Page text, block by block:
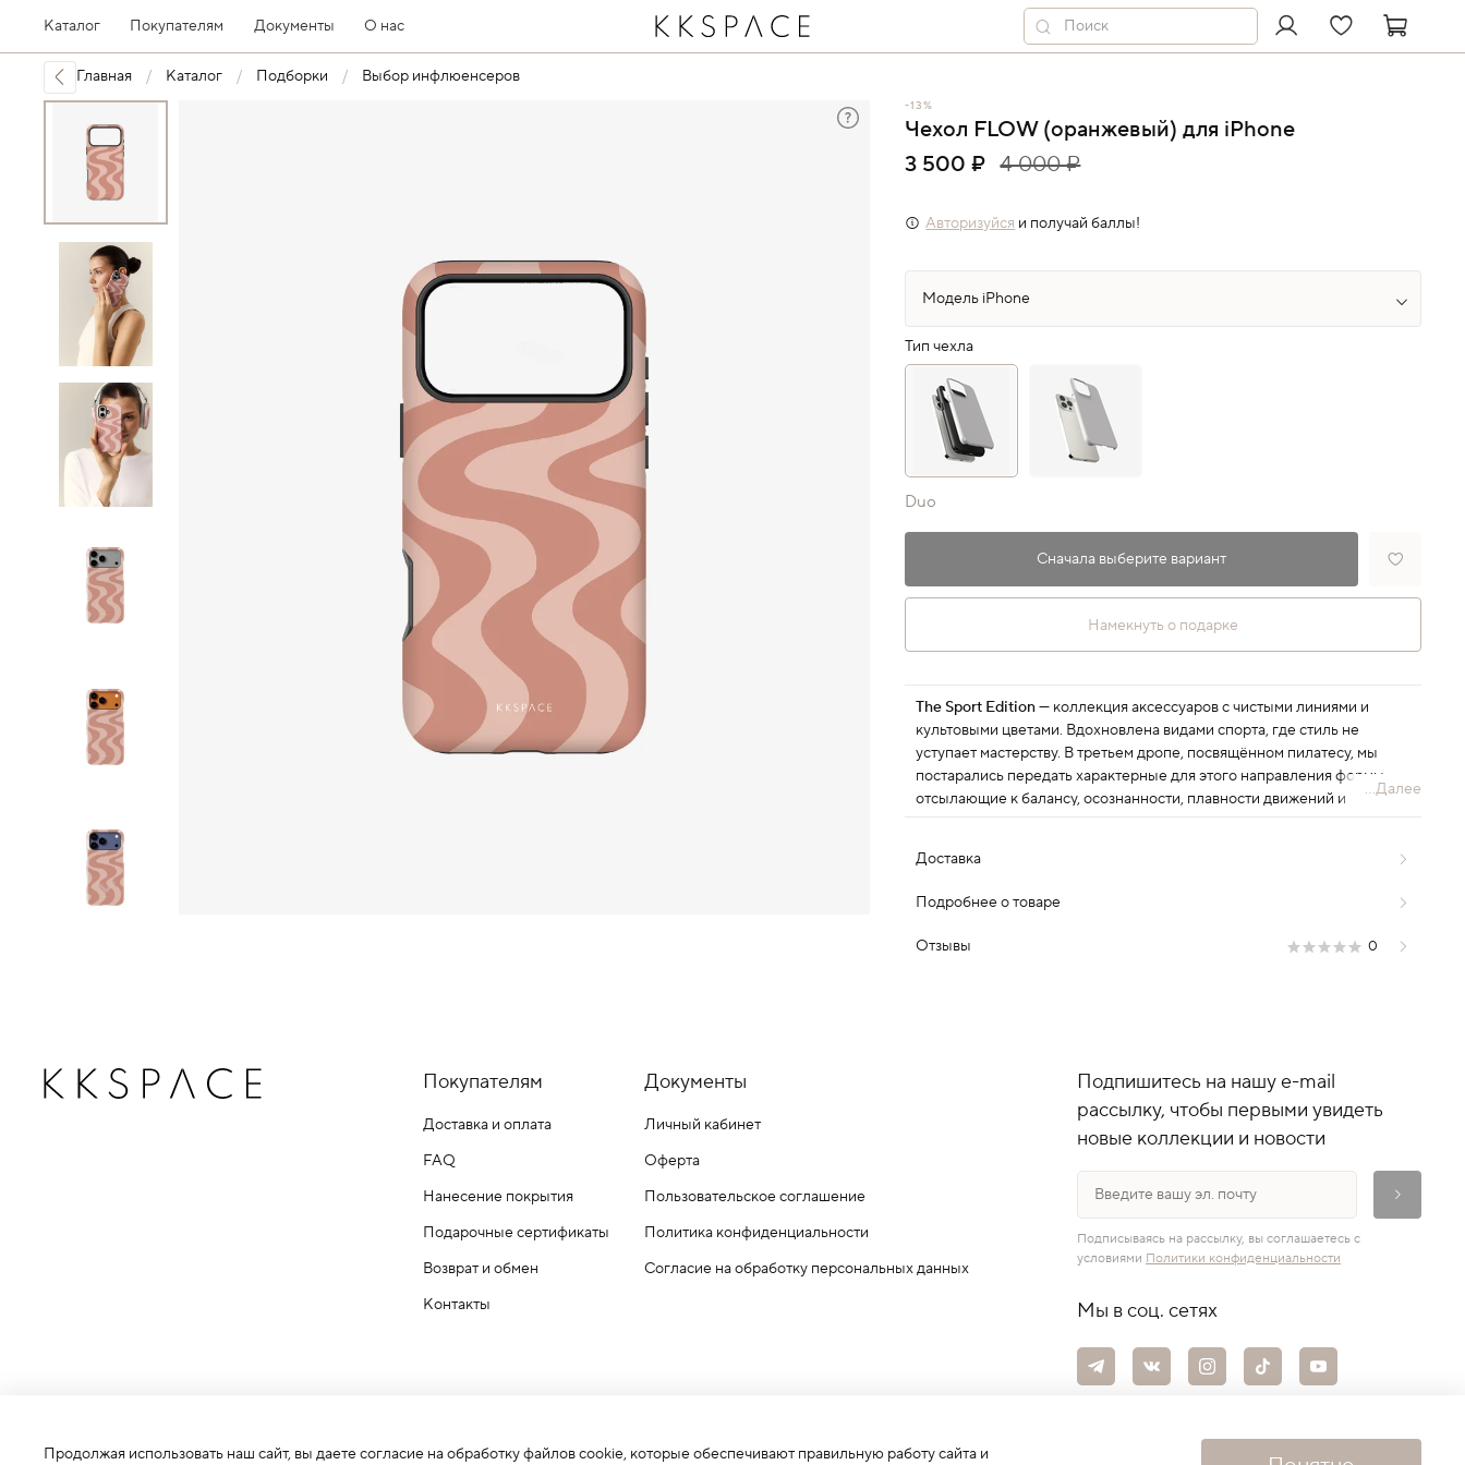
Каталог Покупателям Документы О нас
Главная Каталог Подборки Выбор инфлюенсеров
-13%
Чехол FLOW (оранжевый) для iPhone
3 500 ₽ 4 000 ₽
Авторизуйся и получай баллы!
Сначала выберите вариант
Тип чехла
Duo
Намекнуть о подарке
The Sport Edition— коллекция аксессуаров с чистыми линиями и
культовыми цветами. Вдохновлена видами спорта, где стиль не
уступает мастерству. В третьем дропе, посвящённом пилатесу, мы
постарались передать характерные для этого направления формы —
отсылающие к балансу, осознанности, плавности движений и
минимализму.
...Далее
Доставка
Подробнее о товаре
Отзывы 0
Покупателям
Доставка и оплата
FAQ
Нанесение покрытия
Подарочные сертификаты
Возврат и обмен
Контакты
Документы
Личный кабинет
Оферта
Пользовательское соглашение
Политика конфиденциальности
Согласие на обработку персональных данных
Подпишитесь на нашу e-mail
рассылку, чтобы первыми увидеть
новые коллекции и новости
Подписываясь на рассылку, вы соглашаетесь с
условиями Политики конфиденциальности
Мы в соц. сетях
ИП Белов Кирилл Александрович
Продолжая использовать наш сайт, вы даете согласие на обработку файлов cookie, которые обеспечивают правильную работу сайта и